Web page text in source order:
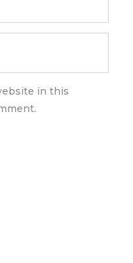
in this